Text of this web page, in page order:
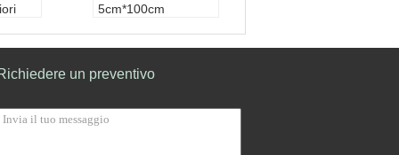
di no
seta
Natu
5cm*100cm
ra, realistico, ecologi
Colore:Bianco, ros
a, blu, verdi o come
un preventivo